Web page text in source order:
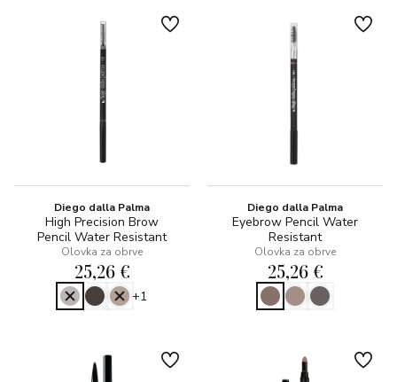
Diego dalla Palma
High Precision Brow
Pencil Water Resistant
Olovka za obrve
25,26 €
+1
Diego dalla Palma
Eyebrow Pencil Water
Resistant
Olovka za obrve
25,26 €